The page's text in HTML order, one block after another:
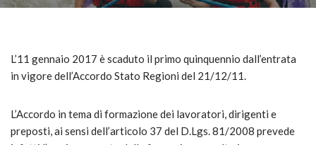
L’11 gennaio 2017 è scaduto il primo quinquennio dall’entrata
in vigore dell’Accordo Stato Regioni del 21/12/11.
L’Accordo in tema di formazione dei lavoratori, dirigenti e
preposti, ai sensi dell’articolo 37 del D.Lgs. 81/2008 prevede